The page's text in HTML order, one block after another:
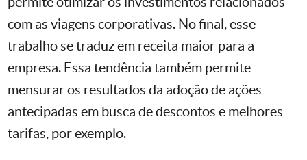
com as viagens corporativas. No final, esse
trabalho se traduz em receita maior para a
empresa. Essa tendência também permite
mensurar os resultados da adoção de ações
antecipadas em busca de descontos e melhores
tarifas, por exemplo.